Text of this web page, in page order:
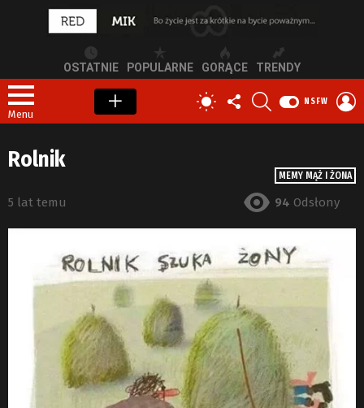
OSTATNIE POPULARNE GORĄCE TRENDY
Menu
PRZEŁĄCZ
SKÓRKĘ
OBSERWUJ
NAS
NSFW
MEMY MĄŻ I ŻONA
Rolnik
5 lat temu 94 Odsłony